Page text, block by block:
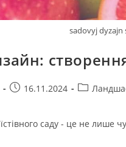
sadovyj
створення
Запис16.11.2024
Категорія
саду - це не лише